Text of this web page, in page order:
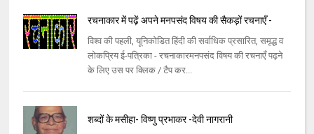
रचनाकार में पढ़ें अपने मनपसंद विषय की सैकड़ों रचनाएँ -
विश्व की पहली, यूनिकोडित हिंदी की सर्वाधिक प्रसारित, समृद्ध व
लोकप्रिय ई-पत्रिका - रचनाकारमनपसंद विषय की रचनाएँ पढ़ने
के लिए उस पर क्लिक / टैप कर...
शब्दों के मसीहा- विष्णु प्रभाकर -देवी नागरानी